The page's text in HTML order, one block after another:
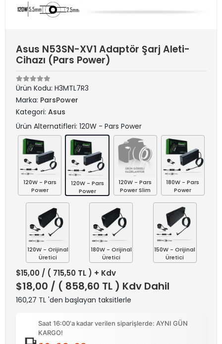
Asus N53SN-XV1 Adaptör Şarj Aleti-
Cihazı (Pars Power)
Ürün Kodu: H3MTL7R3
Marka: ParsPower
Kategori: Asus
Ürün Alternatifleri: 120W - Pars Power
120W - Pars
Power
120W - Pars
Power
120W - Pars
Power Slim
180W - Pars
Power
120W - Orijinal
Üretici
180W - Orijinal
Üretici
150W - Orijinal
Üretici
$15,00 / ( 715,50 TL ) + Kdv
$18,00 / ( 858,60 TL ) Kdv Dahil
160,27 TL 'den başlayan taksitlerle
Saat 16:00'a kadar verilen siparişlerde: AYNI GÜN
KARGO!